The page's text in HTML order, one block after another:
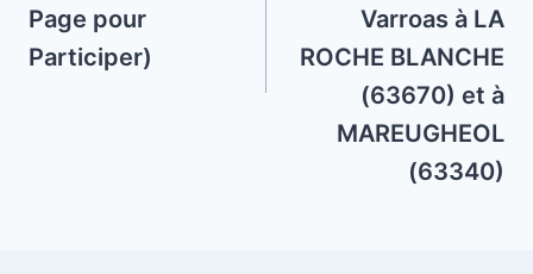
Page pour
Participer)
Varroas à LA
ROCHE BLANCHE
(63670) et à
MAREUGHEOL
(63340)